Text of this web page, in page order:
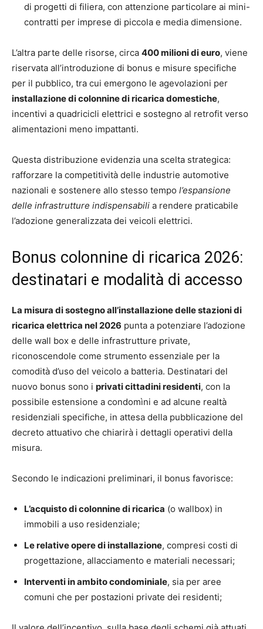
di progetti di filiera, con attenzione particolare ai mini-
contratti per imprese di piccola e media dimensione.
L’altra parte delle risorse, circa 400 milioni di euro, viene
riservata all’introduzione di bonus e misure specifiche
per il pubblico, tra cui emergono le agevolazioni per
installazione di colonnine di ricarica domestiche,
incentivi a quadricicli elettrici e sostegno al retrofit verso
alimentazioni meno impattanti.
Questa distribuzione evidenzia una scelta strategica:
rafforzare la competitività delle industrie automotive
nazionali e sostenere allo stesso tempo l’espansione
delle infrastrutture indispensabili a rendere praticabile
l’adozione generalizzata dei veicoli elettrici.
Bonus colonnine di ricarica 2026:
destinatari e modalità di accesso
La misura di sostegno all’installazione delle stazioni di
ricarica elettrica nel 2026 punta a potenziare l’adozione
delle wall box e delle infrastrutture private,
riconoscendole come strumento essenziale per la
comodità d’uso del veicolo a batteria. Destinatari del
nuovo bonus sono i privati cittadini residenti, con la
possibile estensione a condomìni e ad alcune realtà
residenziali specifiche, in attesa della pubblicazione del
decreto attuativo che chiarirà i dettagli operativi della
misura.
Secondo le indicazioni preliminari, il bonus favorisce:
L’acquisto di colonnine di ricarica (o wallbox) in
immobili a uso residenziale;
Le relative opere di installazione, compresi costi di
progettazione, allacciamento e materiali necessari;
Interventi in ambito condominiale, sia per aree
comuni che per postazioni private dei residenti;